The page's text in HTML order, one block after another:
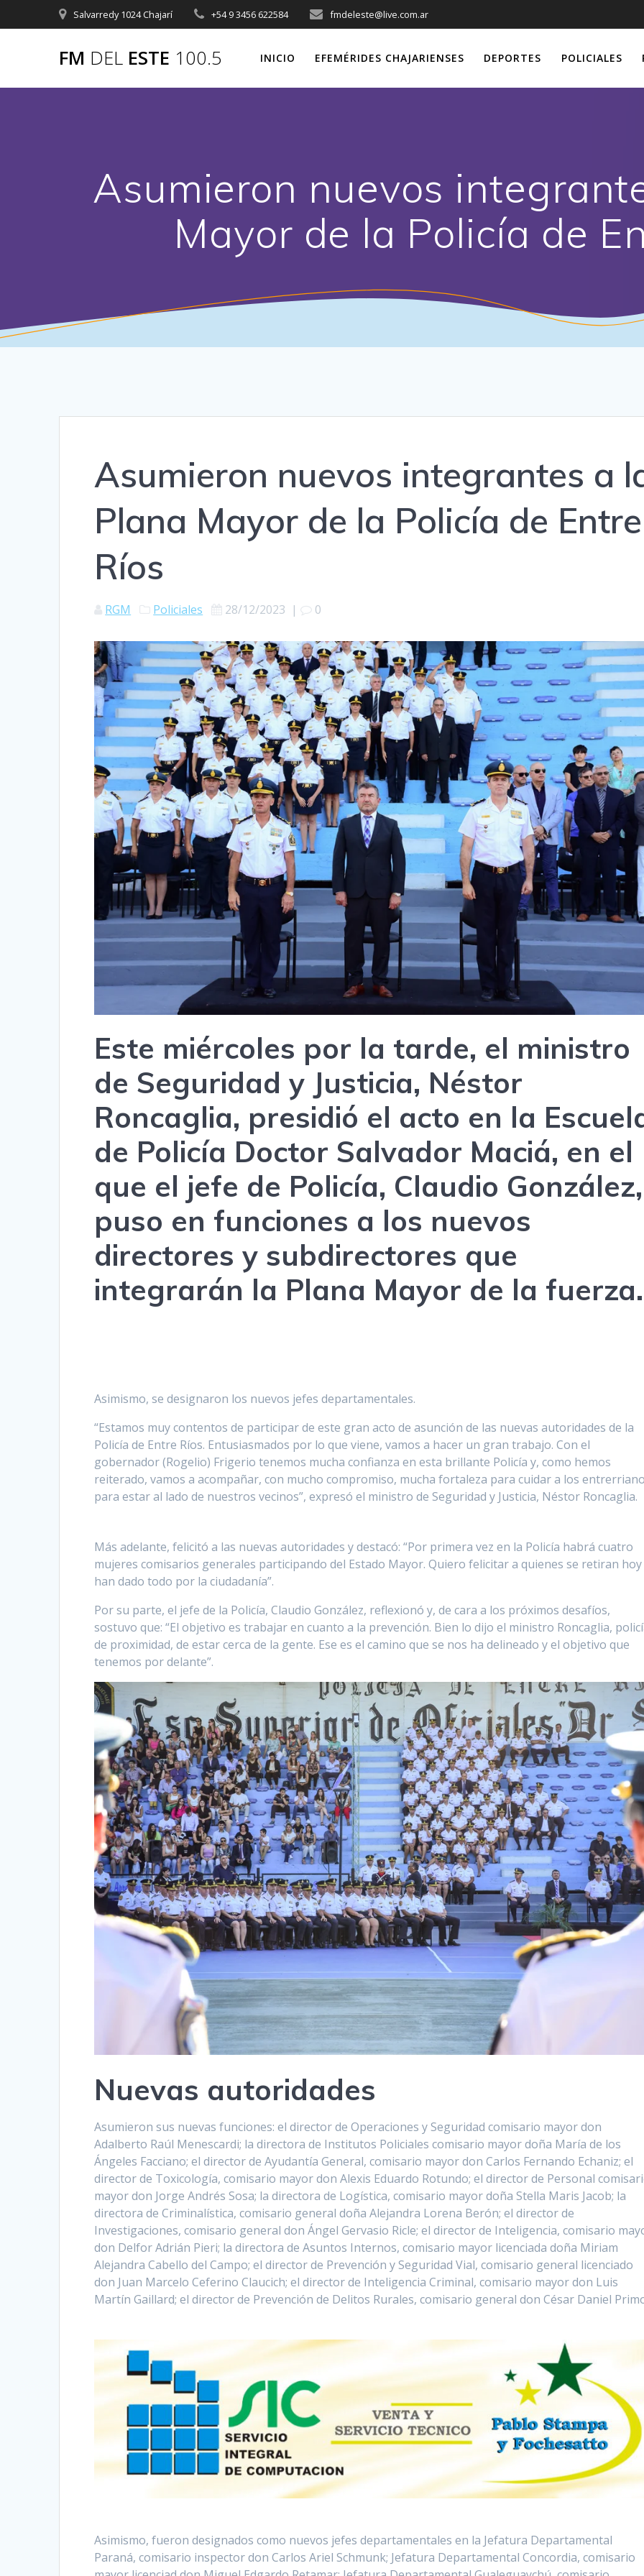
al
Salvarredy 1024 Chajarí +54 9 3456 622584 fmdeleste@live.com.ar
FM DEL ESTE 100.5 INICIO EFEMÉRIDES CHAJARIENSES DEPORTES POLICIALES
Asumieron nuevos
Mayor de la Policía de
Asumieron nuevos integrantes a
Plana Mayor de la Policía de Entre
Ríos
RGM Policiales 28/12/2023 | 0
Este miércoles por la tarde, el ministro
de Seguridad y Justicia, Néstor
Roncaglia, presidió el acto en la
de Policía Doctor Salvador Maciá, en el
que el jefe de Policía, Claudio González,
puso en funciones a los nuevos
directores y subdirectores que
integrarán la Plana Mayor de la fuerza.
Asimismo, se designaron los nuevos jefes departamentales.
“Estamos muy contentos de participar de este gran acto de asunción de las nuevas autoridades de la
Policía de Entre Ríos. Entusiasmados por lo que viene, vamos a hacer un gran trabajo. Con el
gobernador (Rogelio) Frigerio tenemos mucha confianza en esta brillante Policía y, como hemos
reiterado, vamos a acompañar, con mucho compromiso, mucha fortaleza para cuidar a los
para estar al lado de nuestros vecinos”, expresó el ministro de Seguridad y Justicia, Néstor Roncaglia.
Más adelante, felicitó a las nuevas autoridades y destacó: “Por primera vez en la Policía habrá cuatro
mujeres comisarios generales participando del Estado Mayor. Quiero felicitar a quienes se retiran hoy
han dado todo por la ciudadanía”.
Por su parte, el jefe de la Policía, Claudio González, reflexionó y, de cara a los próximos desafíos,
sostuvo que: “El objetivo es trabajar en cuanto a la prevención. Bien lo dijo el ministro Roncaglia,
de proximidad, de estar cerca de la gente. Ese es el camino que se nos ha delineado y el objetivo que
tenemos por delante”.
Nuevas autoridades
Asumieron sus nuevas funciones: el director de Operaciones y Seguridad comisario mayor don
Adalberto Raúl Menescardi; la directora de Institutos Policiales comisario mayor doña María de los
Ángeles Facciano; el director de Ayudantía General, comisario mayor don Carlos Fernando Echaniz; el
director de Toxicología, comisario mayor don Alexis Eduardo Rotundo; el director de Personal
mayor don Jorge Andrés Sosa; la directora de Logística, comisario mayor doña Stella Maris Jacob; la
directora de Criminalística, comisario general doña Alejandra Lorena Berón; el director de
Investigaciones, comisario general don Ángel Gervasio Ricle; el director de Inteligencia, comisario
don Delfor Adrián Pieri; la directora de Asuntos Internos, comisario mayor licenciada doña Miriam
Alejandra Cabello del Campo; el director de Prevención y Seguridad Vial, comisario general licenciado
don Juan Marcelo Ceferino Claucich; el director de Inteligencia Criminal, comisario mayor don Luis
Martín Gaillard; el director de Prevención de Delitos Rurales, comisario general don César Daniel
Asimismo, fueron designados como nuevos jefes departamentales en la Jefatura Departamental
Paraná, comisario inspector don Carlos Ariel Schmunk; Jefatura Departamental Concordia, comisario